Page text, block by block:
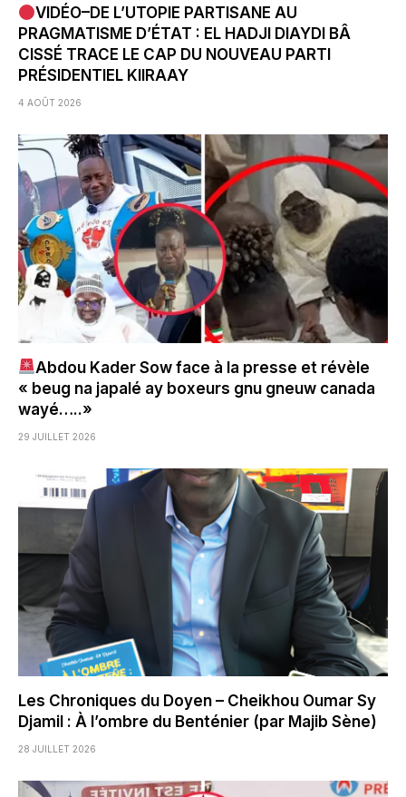
VIDÉO–DE L’UTOPIE PARTISANE AU
PRAGMATISME D’ÉTAT : EL HADJI DIAYDI BÂ
CISSÉ TRACE LE CAP DU NOUVEAU PARTI
PRÉSIDENTIEL KIIRAAY
4 AOÛT 2026
Abdou Kader Sow face à la presse et révèle
« beug na japalé ay boxeurs gnu gneuw canada
wayé…..»
29 JUILLET 2026
Les Chroniques du Doyen – Cheikhou Oumar Sy
Djamil : À l’ombre du Benténier (par Majib Sène)
28 JUILLET 2026